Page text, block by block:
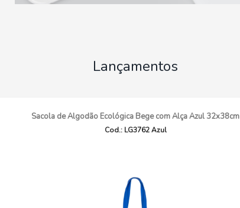
Lançamentos
Sacola de Algodão Ecológica Bege com Alça Azul 32x38cm
Cod.: LG3762 Azul